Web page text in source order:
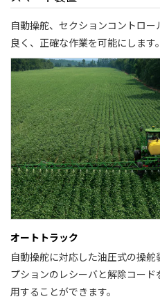
自動操舵、セクションコントロ
良く、正確な作業を可能にします。
オートトラック
自動操舵に対応した油圧式の操
プションのレシーバと解除コー
用することができます。